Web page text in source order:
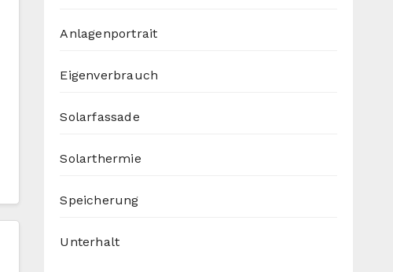
Anlagenportrait
Eigenverbrauch
Solarfassade
Solarthermie
Speicherung
Unterhalt